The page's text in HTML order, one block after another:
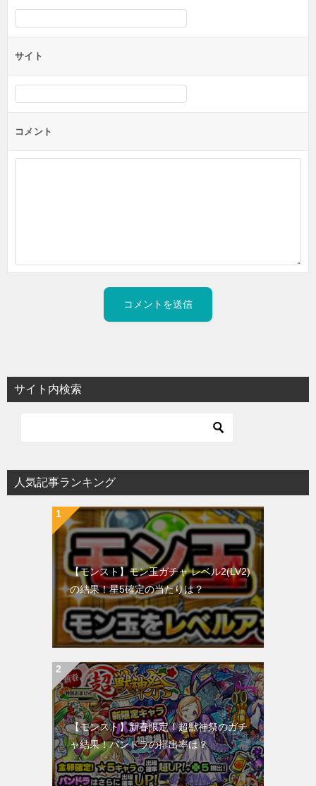
サイト
コメント
サイト内検索
人気記事ランキング
【モンスト】モン玉ガチャ レベル2(LV2)
の結果！星5確定の当たりは？
【モンスト】新春限定！超獣神祭のガチ
ャ結果！パンドラの排出率は？